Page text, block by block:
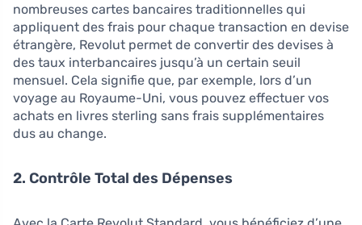
nombreuses cartes bancaires traditionnelles qui
appliquent des frais pour chaque transaction en devise
étrangère, Revolut permet de convertir des devises à
des taux interbancaires jusqu’à un certain seuil
mensuel. Cela signifie que, par exemple, lors d’un
voyage au Royaume-Uni, vous pouvez effectuer vos
achats en livres sterling sans frais supplémentaires
dus au change.
2. Contrôle Total des Dépenses